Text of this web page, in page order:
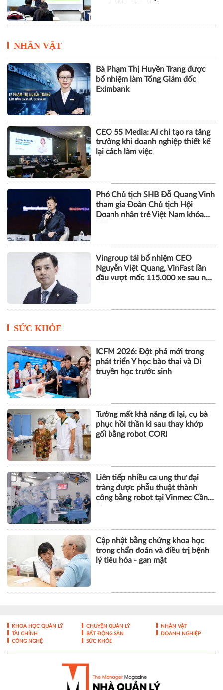
NHÂN VẬT
Bà Phạm Thị Huyền Trang được
bổ nhiệm làm Tổng Giám đốc
Eximbank
CEO 5S Media: AI chỉ tạo ra tăng
trưởng khi doanh nghiệp thiết kế
lại cách làm việc
Phó Chủ tịch SHB Đỗ Quang Vinh
tham gia Đoàn Chủ tịch Hội
Doanh nhân trẻ Việt Nam khóa
Vingroup tái bổ nhiệm CEO
Nguyễn Việt Quang, VinFast lần
đầu vượt mốc 115.000 xe sau nửa
SỨC KHỎE
ICFM 2026: Đột phá mới trong
phát triển Y học bào thai và Di
truyền học trước sinh
Tưởng mất khả năng đi lại, cụ bà
phục hồi thần kì sau thay khớp
gối bằng robot CORI
Liên tiếp nhiều ca ung thư đại
tràng được phẫu thuật thành
công bằng robot tại Vinmec Cần
Cập nhật bằng chứng khoa học
trong chẩn đoán và điều trị bệnh
lý tiêu hóa - gan mật
KHOA HỌC QUẢN LÝ CHUYỆN QUẢN LÝ
NHÂN VẬT
TÀI CHÍNH
BẤT ĐỘNG SẢN
DOANH NGHIỆP
CÔNG NGHỆ
SỨC KHỎE